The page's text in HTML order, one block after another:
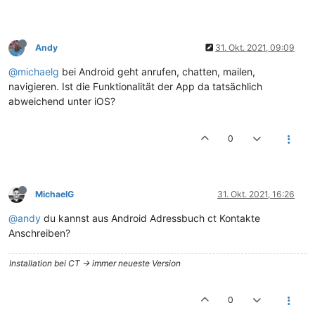
Andy 31. Okt. 2021, 09:09
@michaelg bei Android geht anrufen, chatten, mailen,
navigieren. Ist die Funktionalität der App da tatsächlich
abweichend unter iOS?
0
MichaelG 31. Okt. 2021, 16:26
@andy du kannst aus Android Adressbuch ct Kontakte
Anschreiben?
Installation bei CT -> immer neueste Version
0